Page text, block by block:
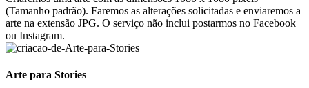
(Tamanho padrão). Faremos as alterações solicitadas e enviaremos a
arte na extensão JPG. O serviço não inclui postarmos no Facebook
ou Instagram.
Arte para Stories